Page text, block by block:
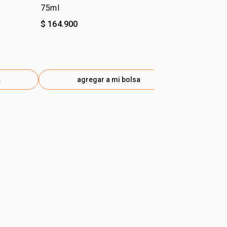
75ml
$ 164.900
agregar a mi bolsa